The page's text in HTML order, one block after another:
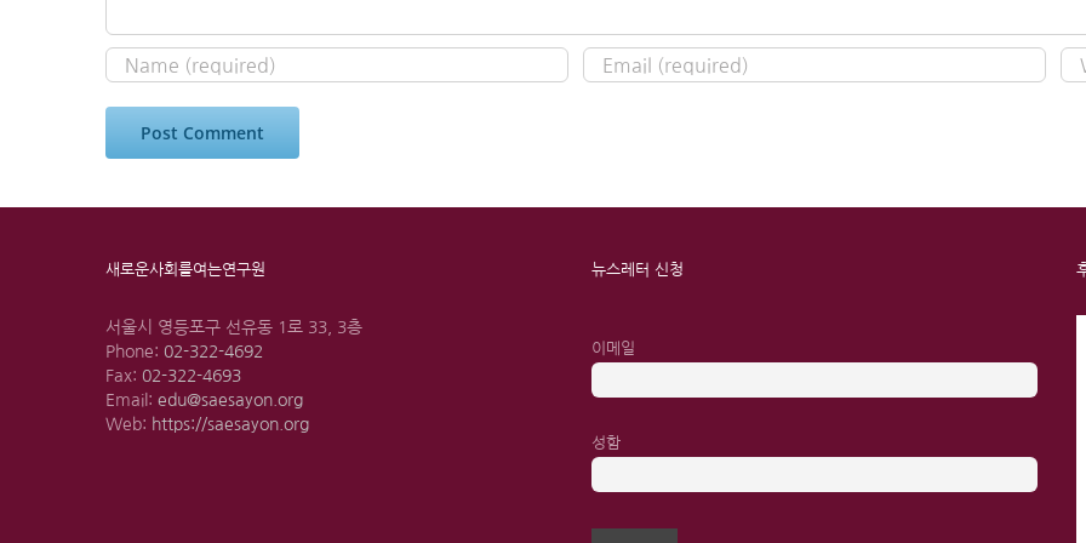
새로운사회를여는연구원
서울시 영등포구 선유동 1로 33, 3층
Phone: 02-322-4692
Fax: 02-322-4693
Email: edu@saesayon.org
Web: https://saesayon.org
뉴스레터 신청
이메일
성함